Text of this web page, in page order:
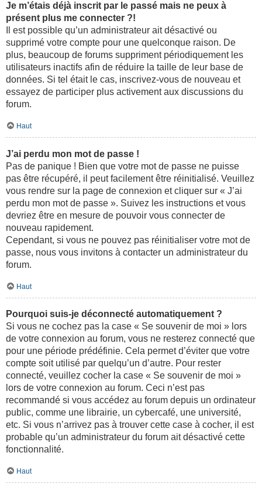
Je m’étais déjà inscrit par le passé mais ne peux à
présent plus me connecter ?!
Il est possible qu’un administrateur ait désactivé ou
supprimé votre compte pour une quelconque raison. De
plus, beaucoup de forums suppriment périodiquement les
utilisateurs inactifs afin de réduire la taille de leur base de
données. Si tel était le cas, inscrivez-vous de nouveau et
essayez de participer plus activement aux discussions du
forum.
Haut
J’ai perdu mon mot de passe !
Pas de panique ! Bien que votre mot de passe ne puisse
pas être récupéré, il peut facilement être réinitialisé. Veuillez
vous rendre sur la page de connexion et cliquer sur « J’ai
perdu mon mot de passe ». Suivez les instructions et vous
devriez être en mesure de pouvoir vous connecter de
nouveau rapidement.
Cependant, si vous ne pouvez pas réinitialiser votre mot de
passe, nous vous invitons à contacter un administrateur du
forum.
Haut
Pourquoi suis-je déconnecté automatiquement ?
Si vous ne cochez pas la case « Se souvenir de moi » lors
de votre connexion au forum, vous ne resterez connecté que
pour une période prédéfinie. Cela permet d’éviter que votre
compte soit utilisé par quelqu’un d’autre. Pour rester
connecté, veuillez cocher la case « Se souvenir de moi »
lors de votre connexion au forum. Ceci n’est pas
recommandé si vous accédez au forum depuis un ordinateur
public, comme une librairie, un cybercafé, une université,
etc. Si vous n’arrivez pas à trouver cette case à cocher, il est
probable qu’un administrateur du forum ait désactivé cette
fonctionnalité.
Haut